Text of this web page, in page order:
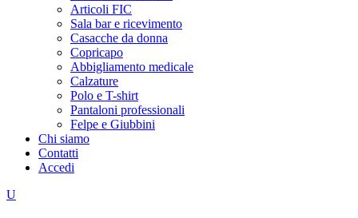
Articoli FIC
Sala bar e ricevimento
Casacche da donna
Copricapo
Abbigliamento medicale
Calzature
Polo e T-shirt
Pantaloni professionali
Felpe e Giubbini
Chi siamo
Contatti
Accedi